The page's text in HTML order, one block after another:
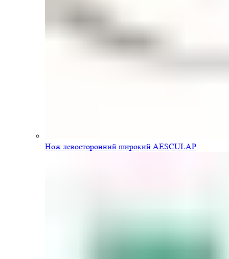
Нож левосторонний широкий AESCULAP